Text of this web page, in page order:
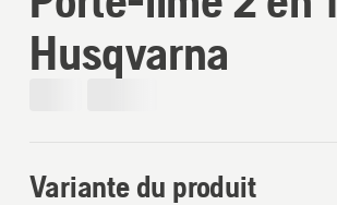
Husqvarna
Variante du produit